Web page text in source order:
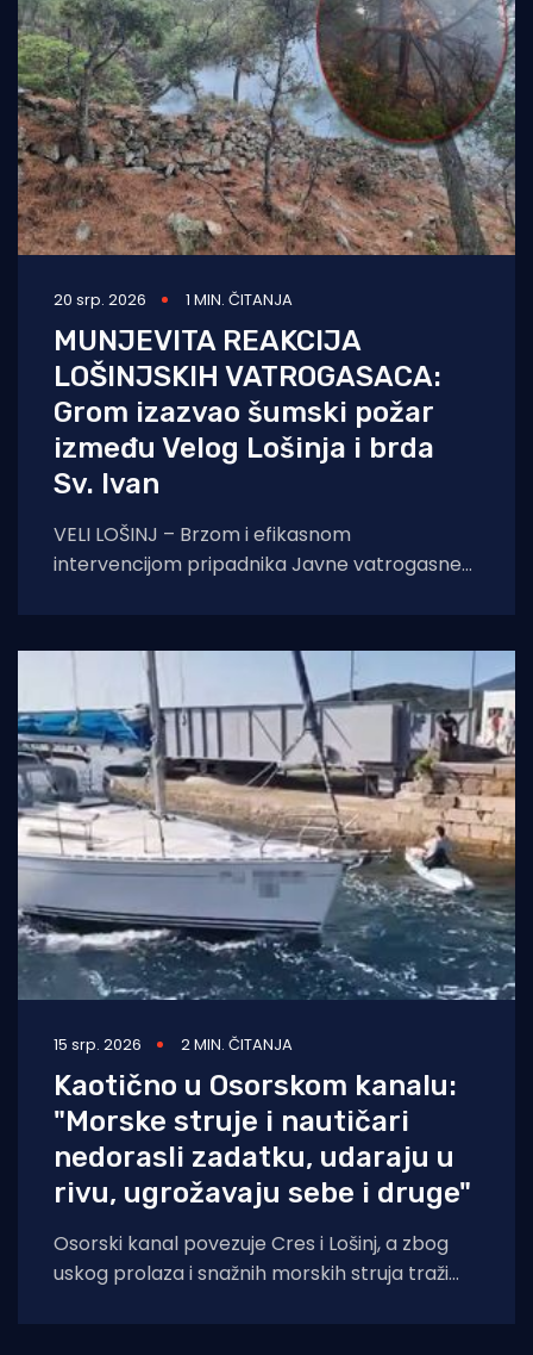
20 srp. 2026 1 MIN. ČITANJA
MUNJEVITA REAKCIJA
LOŠINJSKIH VATROGASACA:
Grom izazvao šumski požar
između Velog Lošinja i brda
Sv. Ivan
VELI LOŠINJ – Brzom i efikasnom
intervencijom pripadnika Javne vatrogasne
15 srp. 2026 2 MIN. ČITANJA
Kaotično u Osorskom kanalu:
"Morske struje i nautičari
nedorasli zadatku, udaraju u
rivu, ugrožavaju sebe i druge"
Osorski kanal povezuje Cres i Lošinj, a zbog
uskog prolaza i snažnih morskih struja traži